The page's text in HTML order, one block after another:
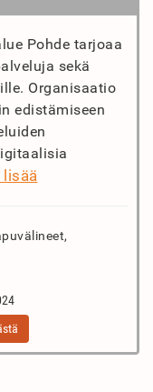
Pohde tarjoaa
sekä
Organisaatio
edistämiseen
lisää